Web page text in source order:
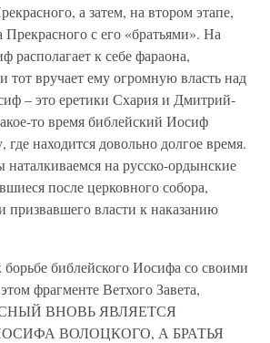
а затем, на втором этапе,
с его «братьями». На
располагает к себе фараона,
тот вручает ему огромную власть над
– это еретики Схария и Дмитрий-
то время библейский Иосиф
где находится довольно долгое время.
наталкиваемся на русско-ордынские
после церковного собора,
призвавшего власти к наказанию
библейского Иосифа со своими
фрагменте Ветхого Завета,
ВНОВЬ ЯВЛЯЕТСЯ
ВОЛОЦКОГО, А БРАТЬЯ